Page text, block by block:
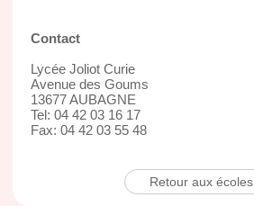
Contact
Lycée Joliot Curie
Avenue des Goums
13677 AUBAGNE
Tel: 04 42 03 16 17
Fax: 04 42 03 55 48
Retour aux écoles